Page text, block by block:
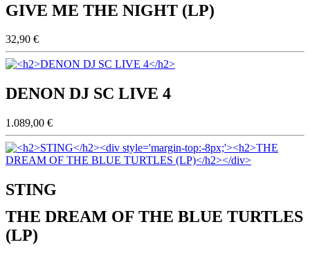
GIVE ME THE NIGHT (LP)
32,90 €
DENON DJ SC LIVE 4
1.089,00 €
STING
THE DREAM OF THE BLUE TURTLES
(LP)